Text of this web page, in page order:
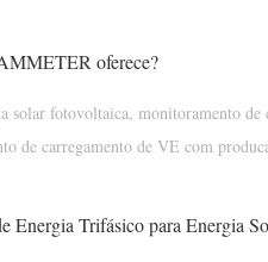
oferece?
solar fotovoltaica, monitoramento de
de carregamento de VE com